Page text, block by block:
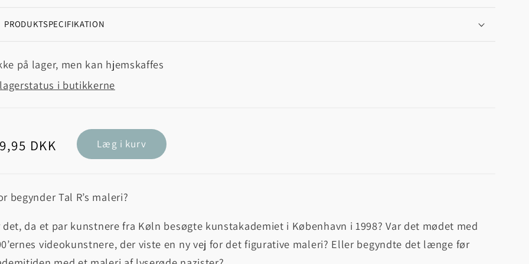
PRODUKTSPECIFIKATION
på lager, men kan hjemskaffes
i butikkerne
DKK Læg i kurv
begynder Tal R’s maleri?
det, da et par kunstnere fra Køln besøgte kunstakademiet i København i 1998? Var det mødet med
videokunstnere, der viste en ny vej for det figurative maleri? Eller begyndte det længe før